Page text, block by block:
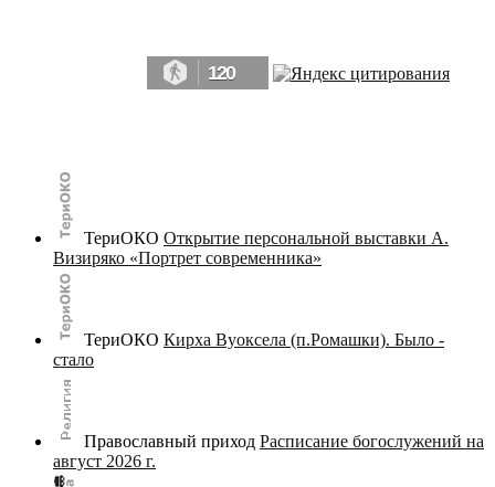
120
ТериОКО Открытие персональной выставки А.
Визиряко «Портрет современника»
ТериОКО Кирха Вуоксела (п.Ромашки). Было -
стало
Православный приход Расписание богослужений на
август 2026 г.